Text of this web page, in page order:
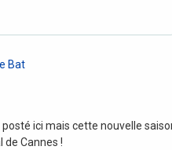
Bat
ici mais cette nouvelle
de Cannes !